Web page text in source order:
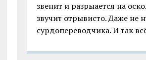
звенит и разрыается на
звучит отрывисто. Даже не
сурдопереводчика. И так